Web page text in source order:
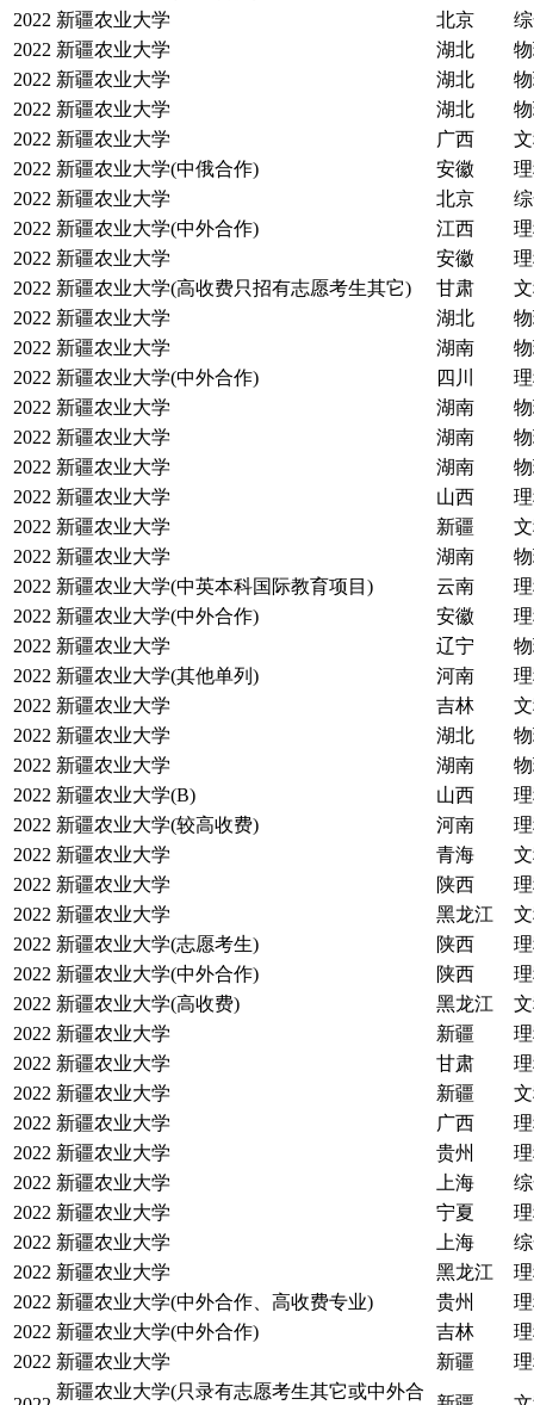
2022 新疆农业大学 北京
2022 新疆农业大学 湖北
2022 新疆农业大学 湖北
2022 新疆农业大学 湖北
2022 新疆农业大学 广西
2022 新疆农业大学(中俄合作) 安徽
2022 新疆农业大学 北京
2022 新疆农业大学(中外合作) 江西
2022 新疆农业大学 安徽
2022 新疆农业大学(高收费只招有志愿考生其它) 甘肃
2022 新疆农业大学 湖北
2022 新疆农业大学 湖南
2022 新疆农业大学(中外合作) 四川
2022 新疆农业大学 湖南
2022 新疆农业大学 湖南
2022 新疆农业大学 湖南
2022 新疆农业大学 山西
2022 新疆农业大学 新疆
2022 新疆农业大学 湖南
2022 新疆农业大学(中英本科国际教育项目) 云南
2022 新疆农业大学(中外合作) 安徽
2022 新疆农业大学 辽宁
2022 新疆农业大学(其他单列) 河南
2022 新疆农业大学 吉林
2022 新疆农业大学 湖北
2022 新疆农业大学 湖南
2022 新疆农业大学(B) 山西
2022 新疆农业大学(较高收费) 河南
2022 新疆农业大学 青海
2022 新疆农业大学 陕西
2022 新疆农业大学 黑龙江
2022 新疆农业大学(志愿考生) 陕西
2022 新疆农业大学(中外合作) 陕西
2022 新疆农业大学(高收费) 黑龙江
2022 新疆农业大学 新疆
2022 新疆农业大学 甘肃
2022 新疆农业大学 新疆
2022 新疆农业大学 广西
2022 新疆农业大学 贵州
2022 新疆农业大学 上海
2022 新疆农业大学 宁夏
2022 新疆农业大学 上海
2022 新疆农业大学 黑龙江
2022 新疆农业大学(中外合作、高收费专业) 贵州
2022 新疆农业大学(中外合作) 吉林
2022 新疆农业大学 新疆
新疆农业大学(只录有志愿考生其它或中外合